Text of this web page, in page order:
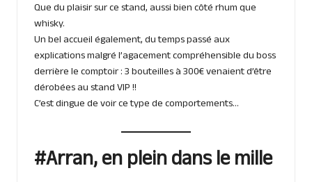
Que du plaisir sur ce stand, aussi bien côté rhum que
whisky.
Un bel accueil également, du temps passé aux
explications malgré l’agacement compréhensible du boss
derrière le comptoir : 3 bouteilles à 300€ venaient d’être
dérobées au stand VIP !!
C’est dingue de voir ce type de comportements…
#Arran, en plein dans le mille